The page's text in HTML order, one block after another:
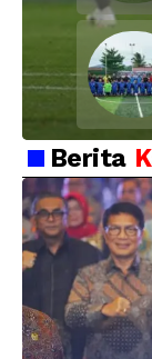
Berita